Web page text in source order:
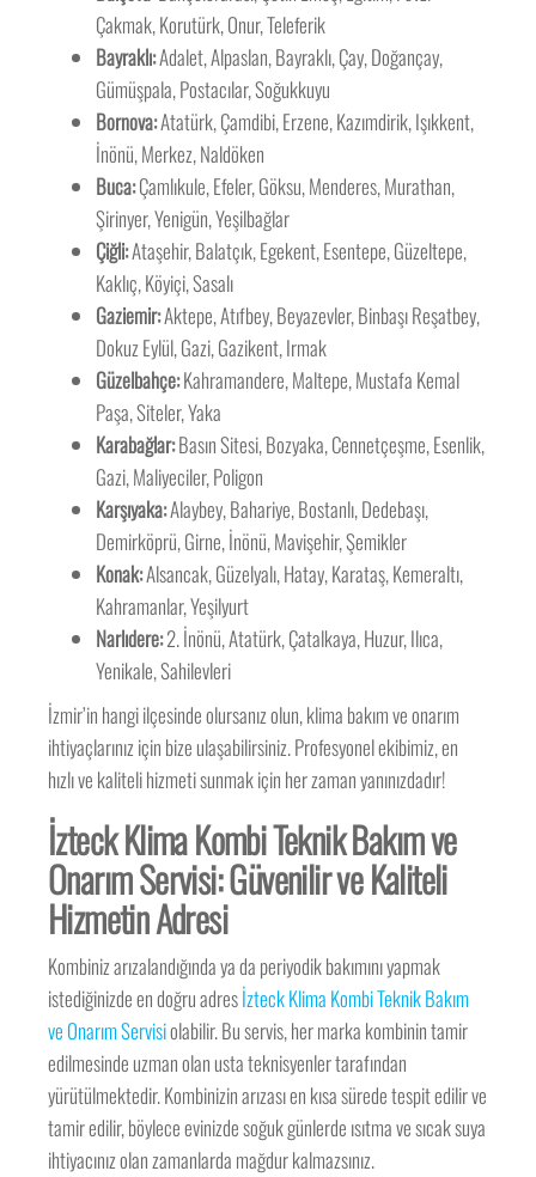
Çakmak, Korutürk, Onur, Teleferik
Bayraklı:Adalet, Alpaslan, Bayraklı, Çay, Doğançay,
Gümüşpala, Postacılar, Soğukkuyu
Bornova:Atatürk, Çamdibi, Erzene, Kazımdirik, Işıkkent,
İnönü, Merkez, Naldöken
Buca:Çamlıkule, Efeler, Göksu, Menderes, Murathan,
Şirinyer, Yenigün, Yeşilbağlar
Çiğli:Ataşehir, Balatçık, Egekent, Esentepe, Güzeltepe,
Kaklıç, Köyiçi, Sasalı
Gaziemir:Aktepe, Atıfbey, Beyazevler, Binbaşı Reşatbey,
Dokuz Eylül, Gazi, Gazikent, Irmak
Güzelbahçe:Kahramandere, Maltepe, Mustafa Kemal
Paşa, Siteler, Yaka
Karabağlar:Basın Sitesi, Bozyaka, Cennetçeşme, Esenlik,
Gazi, Maliyeciler, Poligon
Karşıyaka:Alaybey, Bahariye, Bostanlı, Dedebaşı,
Demirköprü, Girne, İnönü, Mavişehir, Şemikler
Konak:Alsancak, Güzelyalı, Hatay, Karataş, Kemeraltı,
Kahramanlar, Yeşilyurt
Narlıdere:2. İnönü, Atatürk, Çatalkaya, Huzur, Ilıca,
Yenikale, Sahilevleri
İzmir’in hangi ilçesinde olursanız olun, klima bakım ve onarım
ihtiyaçlarınız için bize ulaşabilirsiniz. Profesyonel ekibimiz, en
hızlı ve kaliteli hizmeti sunmak için her zaman yanınızdadır!
İzteck Klima Kombi Teknik Bakım ve
Onarım Servisi: Güvenilir ve Kaliteli
Hizmetin Adresi
Kombiniz arızalandığında ya da periyodik bakımını yapmak
istediğinizde en doğru adresİzteck Klima Kombi Teknik Bakım
ve Onarım Servisiolabilir. Bu servis, her marka kombinin tamir
edilmesinde uzman olan usta teknisyenler tarafından
yürütülmektedir. Kombinizin arızası en kısa sürede tespit edilir ve
tamir edilir, böylece evinizde soğuk günlerde ısıtma ve sıcak suya
ihtiyacınız olan zamanlarda mağdur kalmazsınız.